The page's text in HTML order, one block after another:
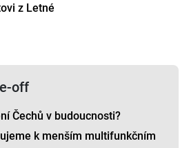
z Letné
off
Čechů v budoucnosti?
k menším multifunkčním